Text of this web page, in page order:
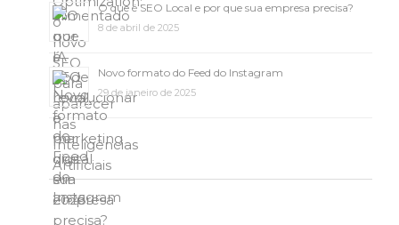
O que é SEO Local e por que sua empresa precisa?
8 de abril de 2025
Novo formato do Feed do Instagram
29 de janeiro de 2025